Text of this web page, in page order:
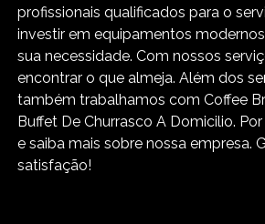
profissionais qualificados para o
investir em equipamentos
sua necessidade. Com nossos
encontrar o que almeja. Além dos
também trabalhamos com Coffee
Buffet De Churrasco A Domicilio.
e saiba mais sobre nossa empresa.
satisfação!